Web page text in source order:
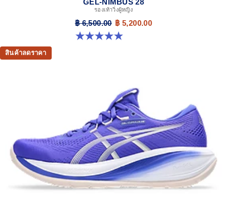
GEL-NIMBUS 28
รองเท้าวิ่งผู้หญิง
฿ 6,500.00 ฿ 5,200.00
4.9 จาก 5 ดาว 14 รีวิว
สินค้าลดราคา